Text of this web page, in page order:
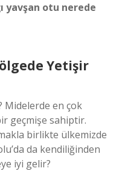
yavşan otu nerede
Yetişir
Midelerde en çok
geçmişe sahiptir.
birlikte ülkemizde
da kendiliğinden
iyi gelir?